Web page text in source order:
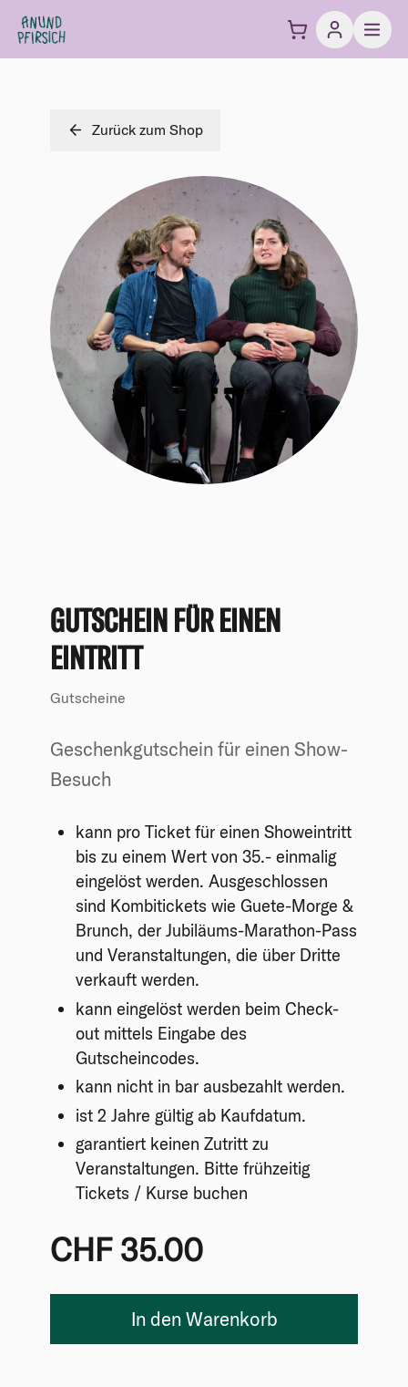
Zum Inhalt springen
Zurück zum Shop
GUTSCHEIN FÜR EINEN
EINTRITT
Gutscheine
Geschenkgutschein für einen Show-
Besuch
kann pro Ticket für einen Showeintritt
bis zu einem Wert von 35.- einmalig
eingelöst werden. Ausgeschlossen
sind Kombitickets wie Guete-Morge &
Brunch, der Jubiläums-Marathon-Pass
und Veranstaltungen, die über Dritte
verkauft werden.
kann eingelöst werden beim Check-
out mittels Eingabe des
Gutscheincodes.
kann nicht in bar ausbezahlt werden.
ist 2 Jahre gültig ab Kaufdatum.
garantiert keinen Zutritt zu
Veranstaltungen. Bitte frühzeitig
Tickets / Kurse buchen
CHF 35.00
In den Warenkorb